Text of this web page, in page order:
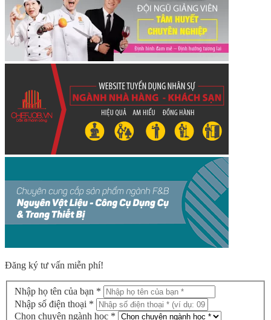
Đăng ký tư vấn miễn phí!
Nhập họ tên của bạn *
Nhập số điện thoại *
Chọn chuyên ngành học *